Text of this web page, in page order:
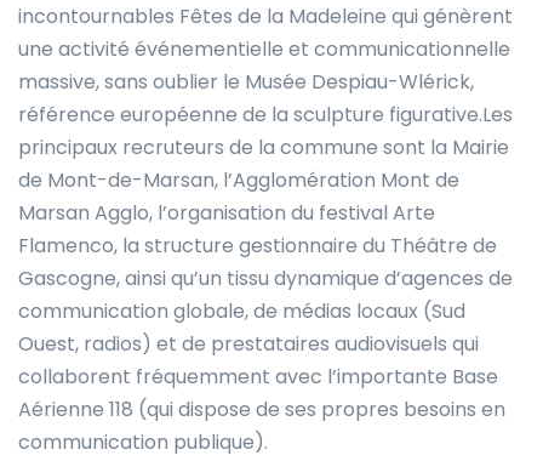
incontournables Fêtes de la Madeleine qui génèrent
une activité événementielle et communicationnelle
massive, sans oublier le Musée Despiau-Wlérick,
référence européenne de la sculpture figurative.Les
principaux recruteurs de la commune sont la Mairie
de Mont-de-Marsan, l’Agglomération Mont de
Marsan Agglo, l’organisation du festival Arte
Flamenco, la structure gestionnaire du Théâtre de
Gascogne, ainsi qu’un tissu dynamique d’agences de
communication globale, de médias locaux (Sud
Ouest, radios) et de prestataires audiovisuels qui
collaborent fréquemment avec l’importante Base
Aérienne 118 (qui dispose de ses propres besoins en
communication publique).